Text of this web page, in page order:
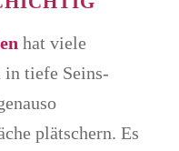
hat viele
in tiefe Seins-
plätschern. Es